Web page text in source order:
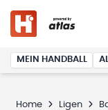
MEIN HANDBALL
Home Ligen